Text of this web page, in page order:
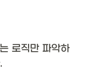
로직만 파악하